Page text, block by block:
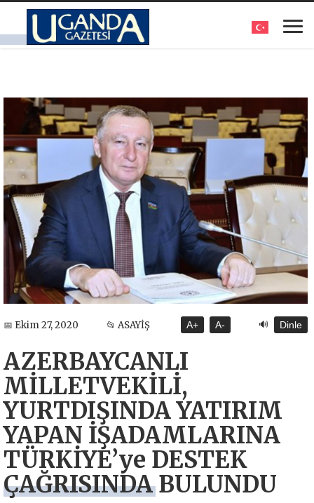
📅 Ekim 27, 2020 📂 ASAYİŞ A+ A- 🔊 Dinle
AZERBAYCANLI
MİLLETVEKİLİ,
YURTDIŞINDA YATIRIM
YAPAN İŞADAMLARINA
TÜRKİYE’ye DESTEK
ÇAĞRISINDA BULUNDU